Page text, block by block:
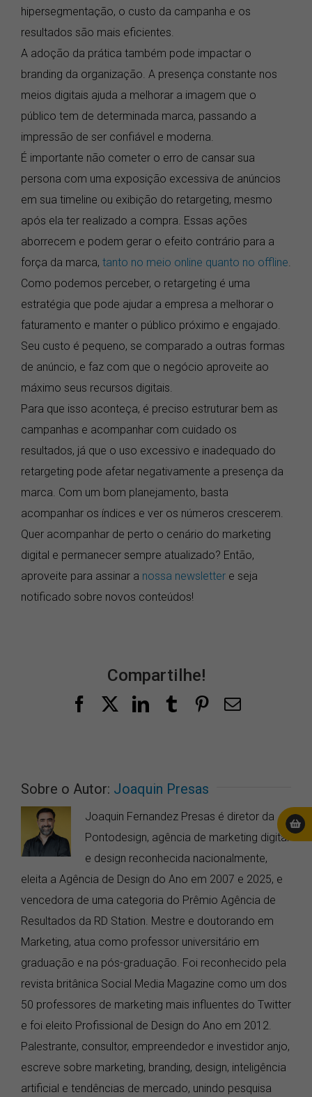
hipersegmentação, o custo da campanha e os
resultados são mais eficientes.
A adoção da prática também pode impactar o
branding da organização. A presença constante nos
meios digitais ajuda a melhorar a imagem que o
público tem de determinada marca, passando a
impressão de ser confiável e moderna.
É importante não cometer o erro de cansar sua
persona com uma exposição excessiva de anúncios
em sua timeline ou exibição do retargeting, mesmo
após ela ter realizado a compra. Essas ações
aborrecem e podem gerar o efeito contrário para a
força da marca, tanto no meio online quanto no offline
Como podemos perceber, o retargeting é uma
estratégia que pode ajudar a empresa a melhorar o
faturamento e manter o público próximo e engajado.
Seu custo é pequeno, se comparado a outras formas
de anúncio, e faz com que o negócio aproveite ao
máximo seus recursos digitais.
Para que isso aconteça, é preciso estruturar bem as
campanhas e acompanhar com cuidado os
resultados, já que o uso excessivo e inadequado do
retargeting pode afetar negativamente a presença da
marca. Com um bom planejamento, basta
acompanhar os índices e ver os números crescerem.
Quer acompanhar de perto o cenário do marketing
digital e permanecer sempre atualizado? Então,
aproveite para assinar a nossa newsletter e seja
notificado sobre novos conteúdos!
Compartilhe!
FacebookLinkedInTumblrPinterest
E-
Sobre o Autor: Joaquin Presas
Joaquin Fernandez Presas é diretor da
Pontodesign, agência de marketing digital
e design reconhecida nacionalmente,
eleita a Agência de Design do Ano em 2007 e 2025, e
vencedora de uma categoria do Prêmio Agência de
Resultados da RD Station. Mestre e doutorando em
Marketing, atua como professor universitário em
graduação e na pós-graduação. Foi reconhecido pela
revista britânica Social Media Magazine como um dos
50 professores de marketing mais influentes do Twitter
e foi eleito Profissional de Design do Ano em 2012.
Palestrante, consultor, empreendedor e investidor anjo,
escreve sobre marketing, branding, design, inteligência
artificial e tendências de mercado, unindo pesquisa